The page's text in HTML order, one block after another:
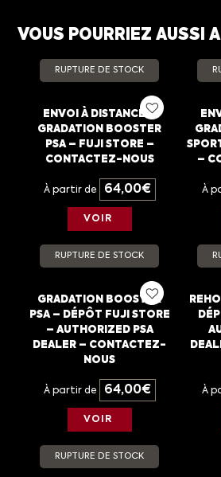
VOUS POURRIEZ AUSSI
RUPTURE DE STOCK
ENVOI À DISTANCE –
GRADATION BOOSTER
PSA – FUJI STORE –
CONTACTEZ-NOUS
À partir de 64,00€
VOIR
–
À
RUPTURE DE STOCK
GRADATION BOOSTER
PSA – DÉPÔT FUJI STORE
– AUTHORIZED PSA
DEALER – CONTACTEZ-
NOUS
À partir de 64,00€
VOIR
À
RUPTURE DE STOCK